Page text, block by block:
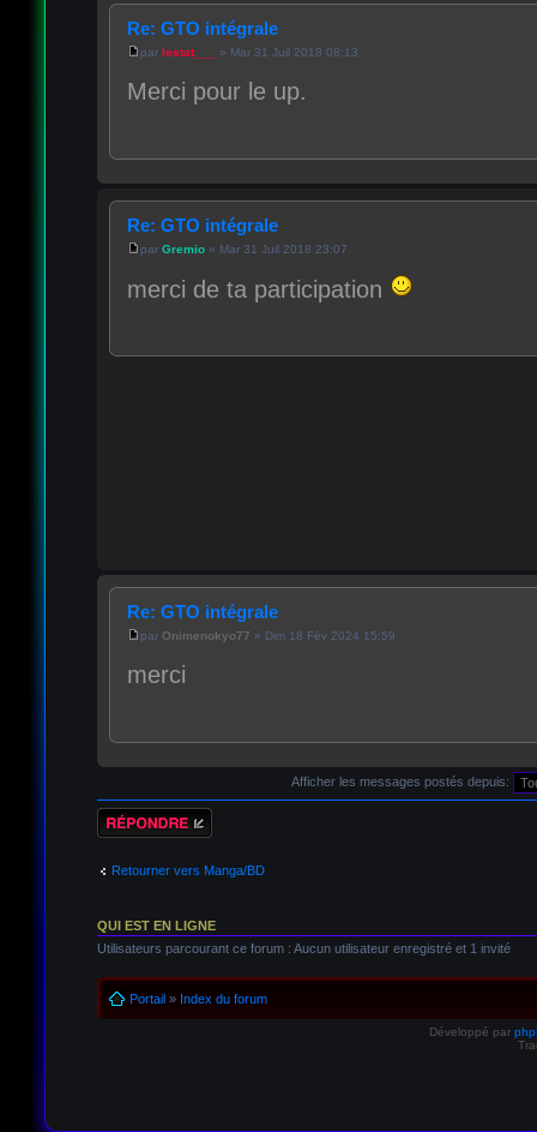
Re: GTO intégrale
par lestat___ » Mar 31 Juil 2018 08:13
Merci pour le up.
Re: GTO intégrale
par Gremio» Mar 31 Juil 2018 23:07
merci de ta participation
Re: GTO intégrale
par Onimenokyo77 » Dim 18 Fév 2024 15:59
merci
Afficher les messages postés depuis:
Répondre
Retourner vers Manga/BD
QUI EST EN LIGNE
Utilisateurs parcourant ce forum : Aucun utilisateur enregistré et 1 invité
Portail» Index du forum
Développé par